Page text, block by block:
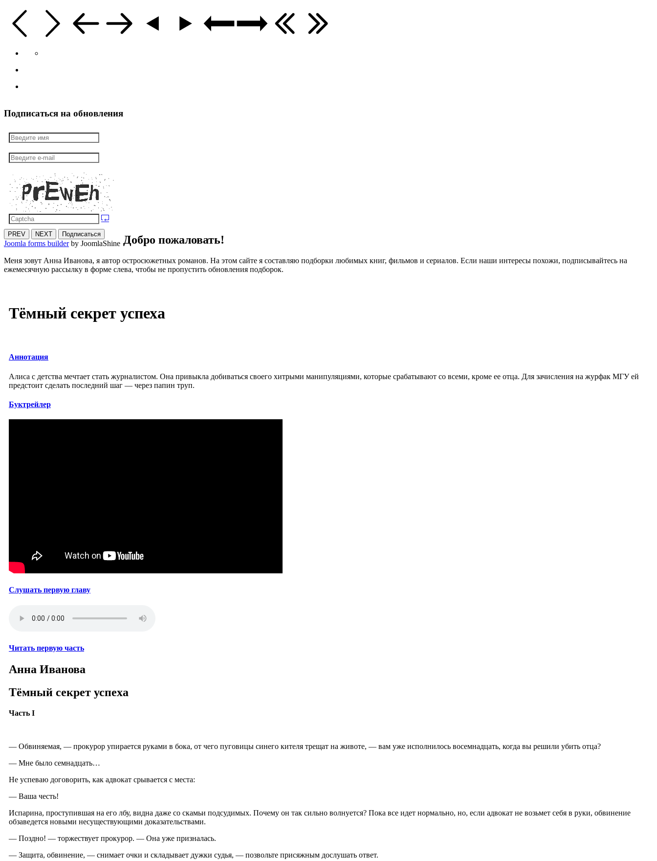
Подписаться на обновления
PREV NEXT Подписаться
Joomla forms builderby JoomlaShine Добро пожаловать!
Меня зовут Анна Иванова, я автор остросюжетных романов. На этом сайте я составляю подборки любимых книг, фильмов и сериалов. Если наши интересы похожи, подписывайтесь на
ежемесячную рассылку в форме слева, чтобы не пропустить обновления подборок.
Тёмный секрет успеха
Аннотация
Алиса с детства мечтает стать журналистом. Она привыкла добиваться своего хитрыми манипуляциями, которые срабатывают со всеми, кроме ее отца. Для зачисления на журфак МГУ ей
предстоит сделать последний шаг — через папин труп.
Буктрейлер
Слушать первую главу
Читать первую часть
Анна Иванова
Тёмный секрет успеха
Часть I
— Обвиняемая, — прокурор упирается руками в бока, от чего пуговицы синего кителя трещат на животе, — вам уже исполнилось восемнадцать, когда вы решили убить отца?
— Мне было семнадцать…
Не успеваю договорить, как адвокат срывается с места:
— Ваша честь!
Испарина, проступившая на его лбу, видна даже со скамьи подсудимых. Почему он так сильно волнуется? Пока все идет нормально, но, если адвокат не возьмет себя в руки, обвинение
обзаведется новыми несуществующими доказательствами.
— Поздно! — торжествует прокурор. — Она уже призналась.
— Защита, обвинение, — снимает очки и складывает дужки судья, — позвольте присяжным дослушать ответ.